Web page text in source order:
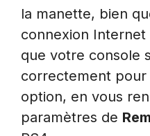
la manette, bien
connexion Internet
que votre console
correctement
option, en vous
paramètres de